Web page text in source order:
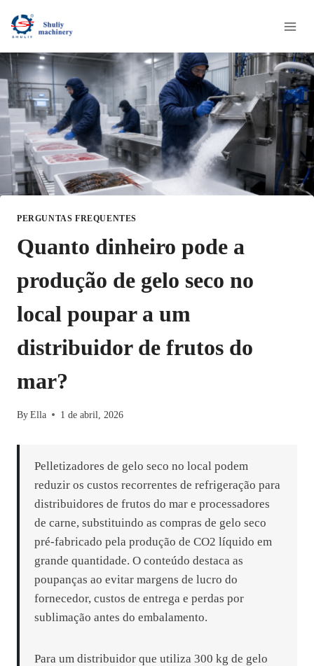
PERGUNTAS FREQUENTES
Quanto dinheiro pode a
produção de gelo seco no
local poupar a um
distribuidor de frutos do
mar?
By Ella 1 de abril, 2026
Pelletizadores de gelo seco no local podem
reduzir os custos recorrentes de refrigeração para
distribuidores de frutos do mar e processadores
de carne, substituindo as compras de gelo seco
pré-fabricado pela produção de CO2 líquido em
grande quantidade. O conteúdo destaca as
poupanças ao evitar margens de lucro do
fornecedor, custos de entrega e perdas por
sublimação antes do embalamento.
Para um distribuidor que utiliza 300 kg de gelo